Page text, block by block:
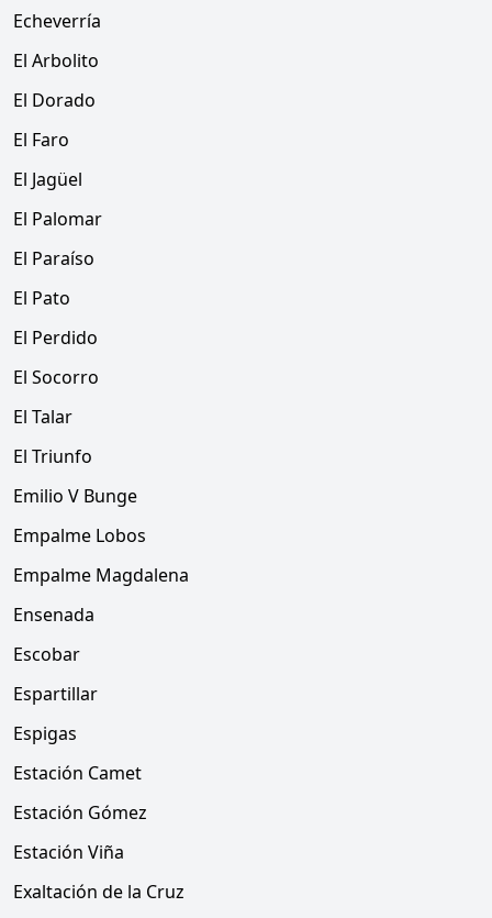
Echeverría
El Arbolito
El Dorado
El Faro
El Jagüel
El Palomar
El Paraíso
El Pato
El Perdido
El Socorro
El Talar
El Triunfo
Emilio V Bunge
Empalme Lobos
Empalme Magdalena
Ensenada
Escobar
Espartillar
Espigas
Estación Camet
Estación Gómez
Estación Viña
Exaltación de la Cruz